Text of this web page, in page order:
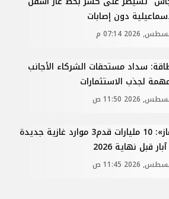
دون إصابات
سداد مستحقات الشركاء الأجانب
لجذب الاستثمارات
«دانة غاز»: 10 مليارات قدم3 موارد غازية جديدة